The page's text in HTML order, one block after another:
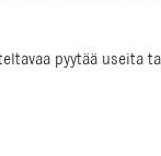
pyytää useita